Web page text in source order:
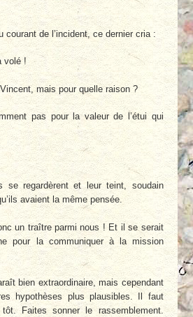
courant de l’incident, ce dernier cria :
volé !
mais pour quelle raison ?
pas pour la valeur de l’étui qui
se regardèrent et leur teint, soudain
avaient la même pensée.
un traître parmi nous ! Et il se serait
pour la communiquer à la mission
bien extraordinaire, mais cependant
hypothèses plus plausibles. Il faut
Faites sonner le rassemblement.